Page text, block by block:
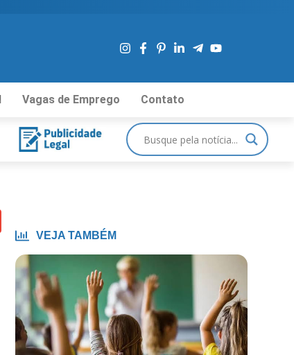
Vagas de Emprego Contato
VEJA TAMBÉM